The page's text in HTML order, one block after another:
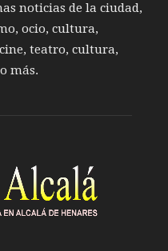
noticias de la ciudad,
ocio, cultura,
teatro, cultura,
más.